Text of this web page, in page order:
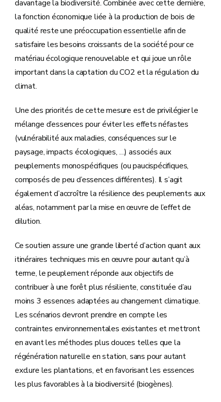
davantage la biodiversité. Combinée avec cette dernière,
la fonction économique liée à la production de bois de
qualité reste une préoccupation essentielle afin de
satisfaire les besoins croissants de la société pour ce
matériau écologique renouvelable et qui joue un rôle
important dans la captation du CO2 et la régulation du
climat.
Une des priorités de cette mesure est de privilégier le
mélange d’essences pour éviter les effets néfastes
(vulnérabilité aux maladies, conséquences sur le
paysage, impacts écologiques, …) associés aux
peuplements monospécifiques (ou paucispécifiques,
composés de peu d’essences différentes). Il s’agit
également d’accroître la résilience des peuplements aux
aléas, notamment par la mise en œuvre de l’effet de
dilution.
Ce soutien assure une grande liberté d’action quant aux
itinéraires techniques mis en œuvre pour autant qu’à
terme, le peuplement réponde aux objectifs de
contribuer à une forêt plus résiliente, constituée d’au
moins 3 essences adaptées au changement climatique.
Les scénarios devront prendre en compte les
contraintes environnementales existantes et mettront
en avant les méthodes plus douces telles que la
régénération naturelle en station, sans pour autant
exclure les plantations, et en favorisant les essences
les plus favorables à la biodiversité (biogènes).